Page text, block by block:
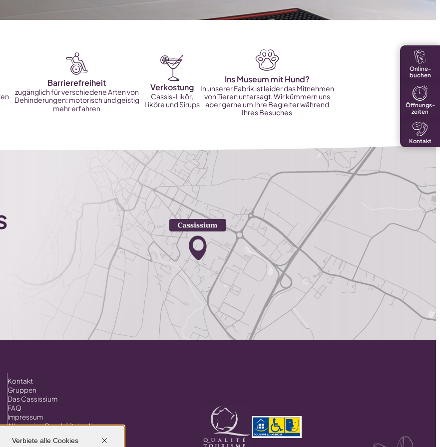
Barrierefreiheit
zugänglich für verschiedene Arten von
Behinderungen: motorisch und geistig
mehr erfahren
Verkostung
Cassis-Likör,
Liköre und Sirups
Ins Museum mit Hund?
In unserer Fabrik ist leider das Mitnehmen
von Tieren untersagt. Wir kümmern uns
aber gerne um Ihre Begleiter während
Ihres Besuches
Kontakt
Gruppen
Das Cassissium
FAQ
Impressum
Allgemeine Geschäftsbedingungen
Online-
buchen
Öffnungs-
zeiten
Kontakt
Verbiete alle Cookies